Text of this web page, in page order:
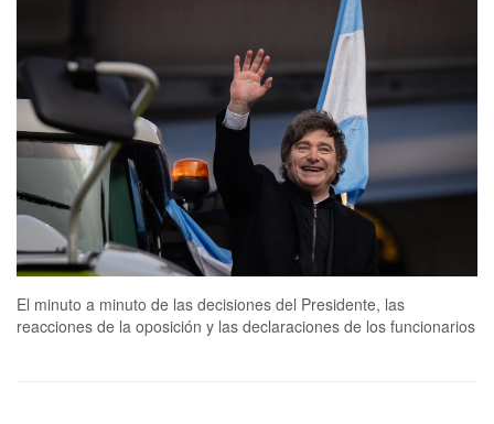
El minuto a minuto de las decisiones del Presidente, las
reacciones de la oposición y las declaraciones de los funcionarios